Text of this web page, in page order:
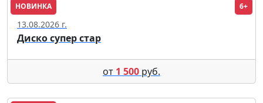
НОВИНКА 6+
Сочи
13.08.2026 г.
Диско супер стар
от 1 500 руб.